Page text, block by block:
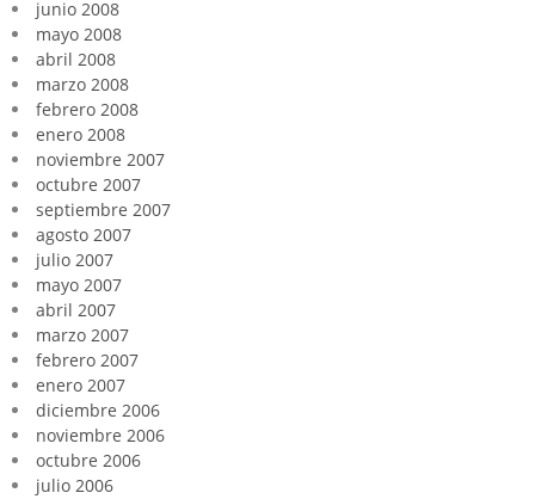
junio 2008
mayo 2008
abril 2008
marzo 2008
febrero 2008
enero 2008
noviembre 2007
octubre 2007
septiembre 2007
agosto 2007
julio 2007
mayo 2007
abril 2007
marzo 2007
febrero 2007
enero 2007
diciembre 2006
noviembre 2006
octubre 2006
julio 2006